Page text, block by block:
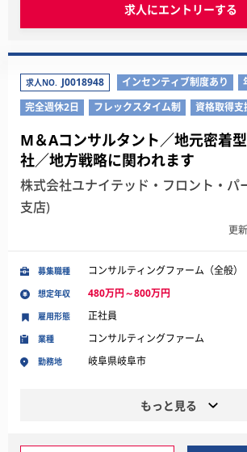
求人にエントリーする
求人NO. J0018948 インセンティブ制度あり
完全週休2日
フレックスタイム制 資格取得支
M＆Aコンサルタント／地元密着
社／地方戦略に関われます
株式会社ユナイテッド・フロント・パ
支店)
更
募集職種 コンサルティングファーム（全般）
想定年収 480万円～800万円
業種 コンサルティングファーム
勤務地 岐阜県岐阜市
雇用形態 正社員
もっと見る